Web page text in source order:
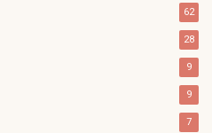
62
28
9
9
7